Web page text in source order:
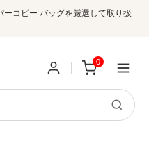
コピー バッグを厳選して取り扱
0